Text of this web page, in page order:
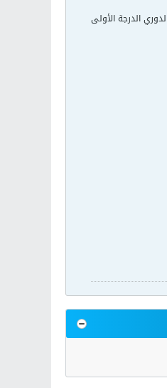
الدرجة الأولى